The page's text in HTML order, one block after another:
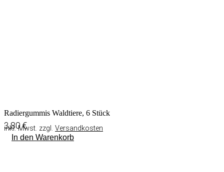
Radiergummis Waldtiere, 6 Stück
3,80€
inkl. Mwst. zzgl. Versandkosten
In den Warenkorb